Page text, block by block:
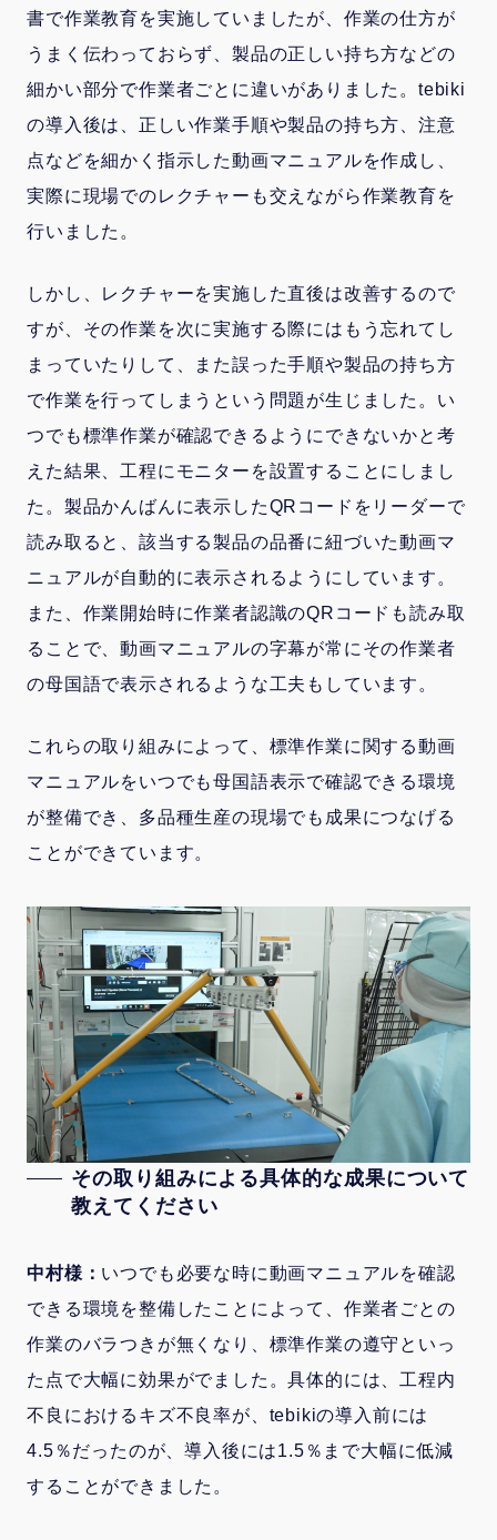
書で作業教育を実施していましたが、作業の仕方が
うまく伝わっておらず、製品の正しい持ち方などの
細かい部分で作業者ごとに違いがありました。tebiki
の導入後は、正しい作業手順や製品の持ち方、注意
点などを細かく指示した動画マニュアルを作成し、
実際に現場でのレクチャーも交えながら作業教育を
行いました。
しかし、レクチャーを実施した直後は改善するので
すが、その作業を次に実施する際にはもう忘れてし
まっていたりして、また誤った手順や製品の持ち方
で作業を行ってしまうという問題が生じました。い
つでも標準作業が確認できるようにできないかと考
えた結果、工程にモニターを設置することにしまし
た。製品かんばんに表示したQRコードをリーダーで
読み取ると、該当する製品の品番に紐づいた動画マ
ニュアルが自動的に表示されるようにしています。
また、作業開始時に作業者認識のQRコードも読み取
ることで、動画マニュアルの字幕が常にその作業者
の母国語で表示されるような工夫もしています。
これらの取り組みによって、標準作業に関する動画
マニュアルをいつでも母国語表示で確認できる環境
が整備でき、多品種生産の現場でも成果につなげる
ことができています。
その取り組みによる具体的な成果について
教えてください
中村様： いつでも必要な時に動画マニュアルを確認
できる環境を整備したことによって、作業者ごとの
作業のバラつきが無くなり、標準作業の遵守といっ
た点で大幅に効果がでました。具体的には、工程内
不良におけるキズ不良率が、tebikiの導入前には
4.5％だったのが、導入後には1.5％まで大幅に低減
することができました。